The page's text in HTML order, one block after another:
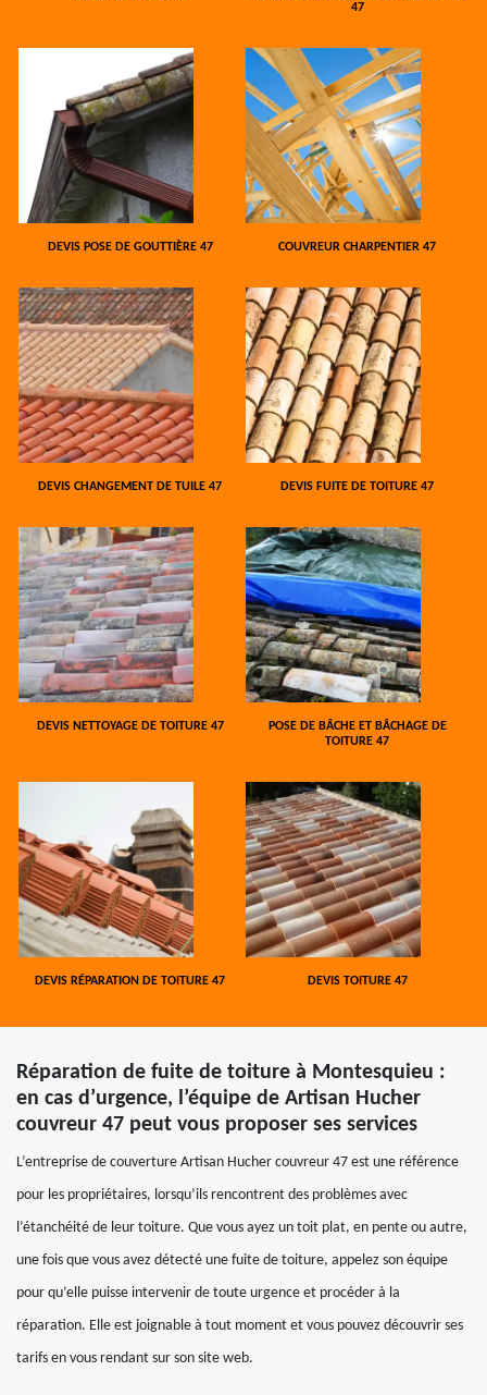
47
DEVIS POSE DE GOUTTIÈRE 47 COUVREUR CHARPENTIER 47
DEVIS CHANGEMENT DE TUILE 47 DEVIS FUITE DE TOITURE 47
DEVIS NETTOYAGE DE TOITURE 47
POSE DE BÂCHE ET BÂCHAGE DE
TOITURE 47
DEVIS RÉPARATION DE TOITURE 47 DEVIS TOITURE 47
Réparation de fuite de toiture à Montesquieu :
en cas d’urgence, l’équipe de Artisan Hucher
couvreur 47 peut vous proposer ses services
L’entreprise de couverture Artisan Hucher couvreur 47 est une référence
pour les propriétaires, lorsqu’ils rencontrent des problèmes avec
l’étanchéité de leur toiture. Que vous ayez un toit plat, en pente ou autre,
une fois que vous avez détecté une fuite de toiture, appelez son équipe
pour qu’elle puisse intervenir de toute urgence et procéder à la
réparation. Elle est joignable à tout moment et vous pouvez découvrir ses
tarifs en vous rendant sur son site web.